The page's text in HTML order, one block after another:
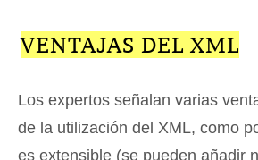
VENTAJAS DEL XML
Los expertos señalan varias
de la utilización del XML, como
es extensible (se pueden añadir